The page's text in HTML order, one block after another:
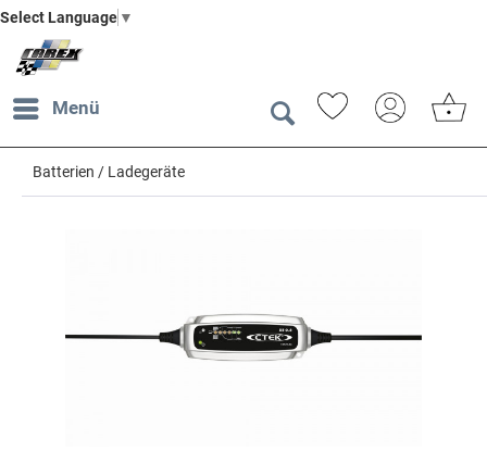
Select Language ▼
Menü
Batterien / Ladegeräte